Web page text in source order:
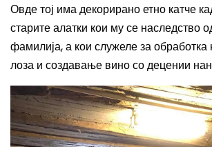
Овде тој има декорирано етно катче
старите алатки кои му се наследство
фамилија, а кои служеле за обработка
лоза и создавање вино со децении